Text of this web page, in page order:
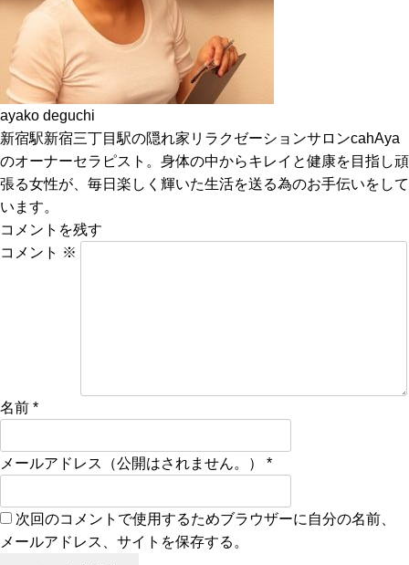
ayako deguchi
新宿駅新宿三丁目駅の隠れ家リラクゼーションサロンcahAya
のオーナーセラピスト。身体の中からキレイと健康を目指し頑
張る女性が、毎日楽しく輝いた生活を送る為のお手伝いをして
います。
コメントを残す
コメント ※
名前 *
メールアドレス（公開はされません。） *
次回のコメントで使用するためブラウザーに自分の名前、
メールアドレス、サイトを保存する。